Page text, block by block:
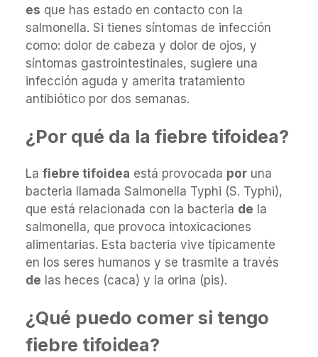
es que has estado en contacto con la
salmonella. Si tienes síntomas de infección
como: dolor de cabeza y dolor de ojos, y
síntomas gastrointestinales, sugiere una
infección aguda y amerita tratamiento
antibiótico por dos semanas.
¿Por qué da la fiebre tifoidea?
La fiebre tifoidea está provocada por una
bacteria llamada Salmonella Typhi (S. Typhi),
que está relacionada con la bacteria de la
salmonella, que provoca intoxicaciones
alimentarias. Esta bacteria vive típicamente
en los seres humanos y se trasmite a través
de las heces (caca) y la orina (pis).
¿Qué puedo comer si tengo
fiebre tifoidea?